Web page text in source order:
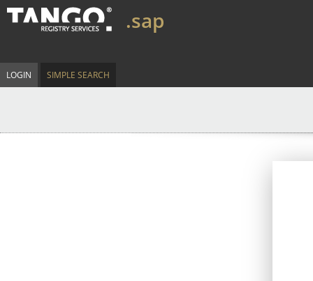
.sap
LOGIN SIMPLE SEARCH